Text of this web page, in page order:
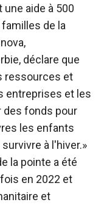
une aide à 500
de la
déclare que
ressources et
entreprises et les
des fonds pour
les enfants
à l'hiver.»
la pointe a été
en 2022 et
et